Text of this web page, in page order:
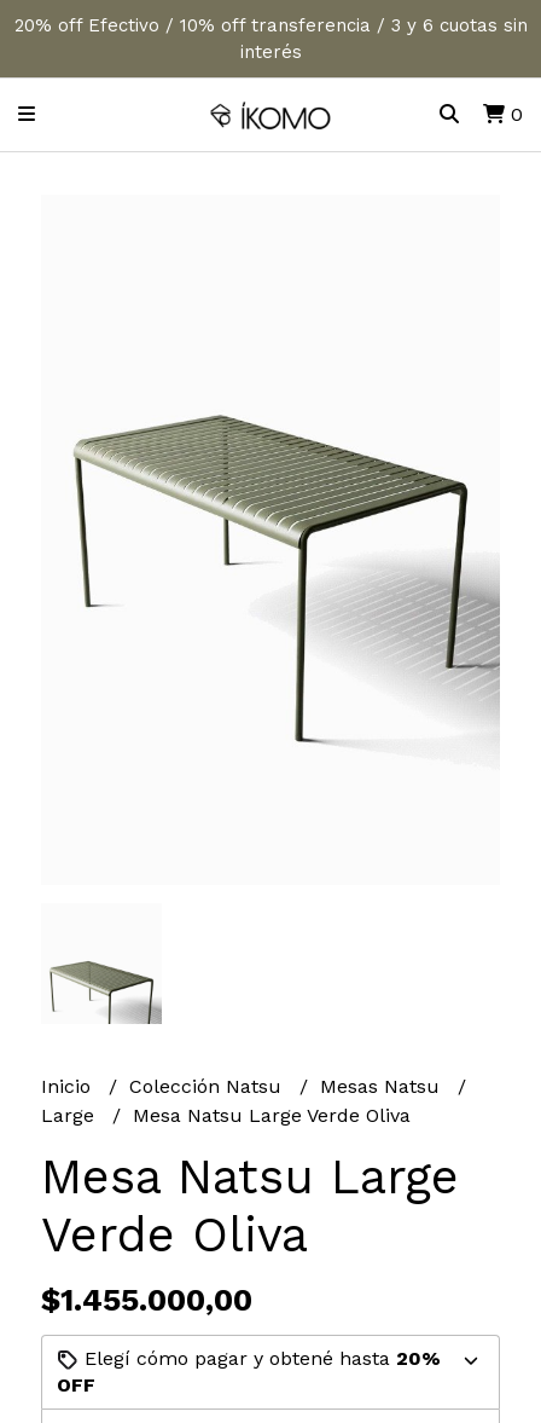
20% off Efectivo / 10% off transferencia / 3 y 6 cuotas sin
interés
0
Inicio Colección Natsu
Mesas Natsu
Large
Mesa Natsu Large Verde Oliva
Mesa Natsu Large
Verde Oliva
$1.455.000,00
Elegí cómo pagar y obtené hasta 20%
OFF